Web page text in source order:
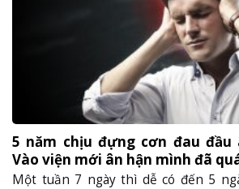
5 năm chịu đựng cơn đau
Vào viện mới ân hận mình đã
Một tuần 7 ngày thì dễ có đến 5